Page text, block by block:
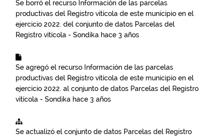
Se borró el recurso Información de las parcelas
productivas del Registro vitícola de este municipio en el
ejercicio 2022. del conjunto de datos Parcelas del
Registro vitícola - Sondika hace 3 años
Se agregó el recurso Información de las parcelas
productivas del Registro vitícola de este municipio en el
ejercicio 2022. al conjunto de datos Parcelas del Registro
vitícola - Sondika hace 3 años
Se actualizó el conjunto de datos Parcelas del Registro